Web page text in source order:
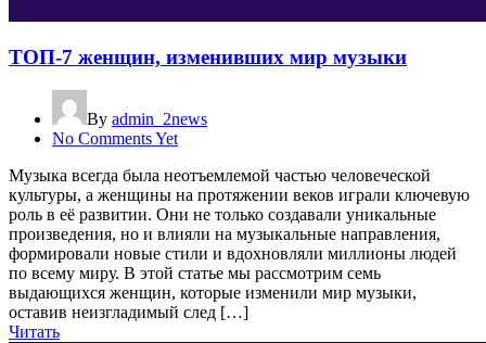
ТОП-7 женщин, изменивших мир музыки
By admin_2news
No Comments Yet
Музыка всегда была неотъемлемой частью человеческой
культуры, а женщины на протяжении веков играли ключевую
роль в её развитии. Они не только создавали уникальные
произведения, но и влияли на музыкальные направления,
формировали новые стили и вдохновляли миллионы людей
по всему миру. В этой статье мы рассмотрим семь
выдающихся женщин, которые изменили мир музыки,
оставив неизгладимый след […]
Читать